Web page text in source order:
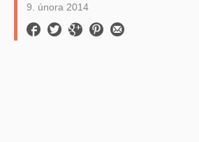
9. února 2014